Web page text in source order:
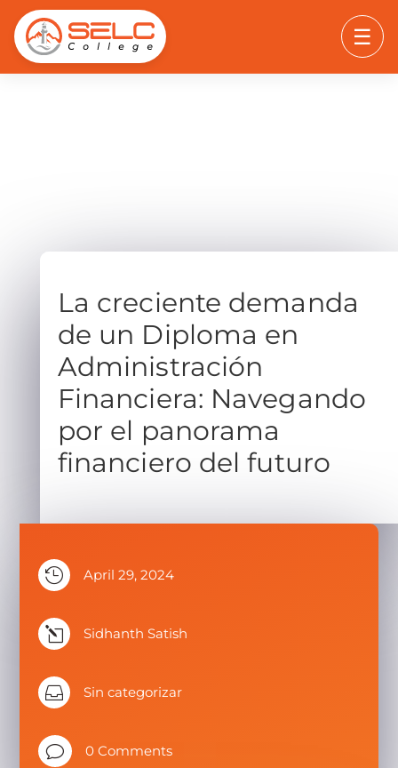
☰
La creciente demanda
de un Diploma en
Administración
Financiera: Navegando
por el panorama
financiero del futuro
 April 29, 2024
l Sidhanth Satish
 Sin categorizar
v 0 Comments